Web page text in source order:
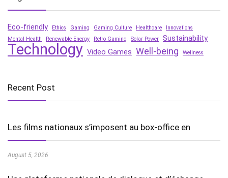
Eco-friendly Ethics Gaming Gaming Culture Healthcare
Innovations
Mental Health
Renewable Energy Retro Gaming Solar Power Sustainability
Technology Video Games Well-being Wellness
Recent Post
Les films nationaux s’imposent au box-office en
August 5, 2026